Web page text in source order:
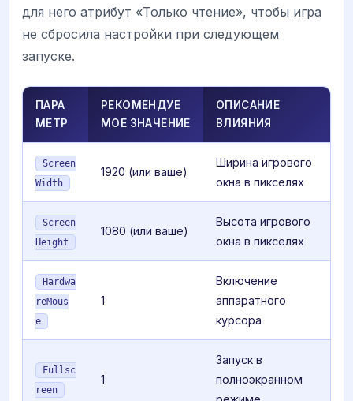
для него атрибут «Только чтение», чтобы игра
не сбросила настройки при следующем
запуске.
ПАРА
МЕТР
РЕКОМЕНДУЕ
МОЕ ЗНАЧЕНИЕ
ОПИСАНИЕ
ВЛИЯНИЯ
Screen
Width
1920 (или ваше)
Ширина игрового
окна в пикселях
Screen
Height
1080 (или ваше)
Высота игрового
окна в пикселях
Hardwa
reMous
e
1
Включение
аппаратного
курсора
Fullsc
reen
1
Запуск в
полноэкранном